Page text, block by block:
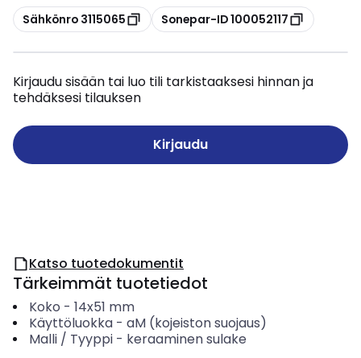
Kopioi
Sähkönro 3115065 Kopioi
Sonepar-ID 100052117
Kirjaudu sisään tai luo tili tarkistaaksesi hinnan ja
tehdäksesi tilauksen
Kirjaudu
Katso tuotedokumentit
Tärkeimmät tuotetiedot
Koko - 14x51 mm
Käyttöluokka- aM (kojeiston suojaus)
Malli / Tyyppi- keraaminen sulake